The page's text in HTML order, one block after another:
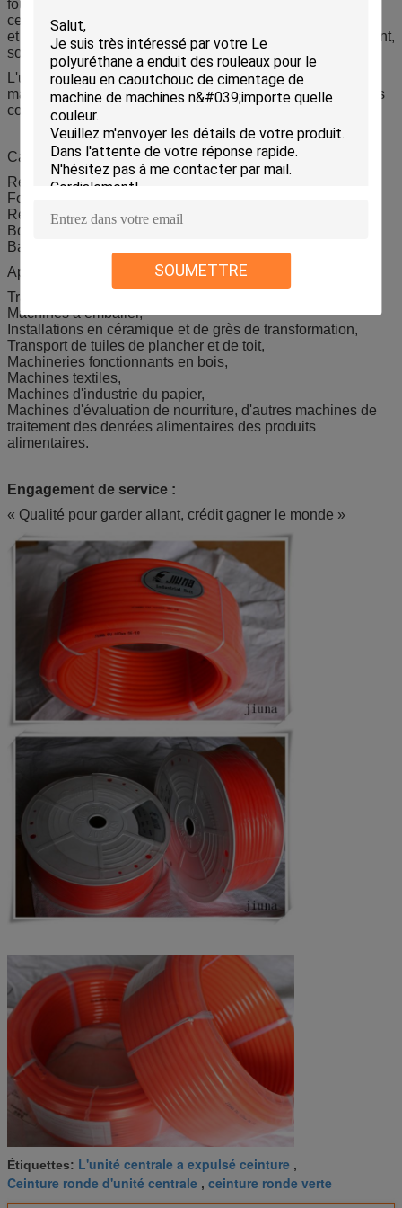
SOUMETTRE
fournissez les outils et les accessoires se reliants pour des
ceintures de polyuréthane, incluez la bride, le fer électrique
et le couteau, reliant des méthodes est des hotpress soudant,
soudure de chevauchement.
L'unité centrale très élastique et flexible 85 A ~90 A de
matériel est particulièrement appropriée à l'avance dans les
convoyeurs et des axes verticaux.
Caractéristiques :
Résistance d'abrasion exceptionnelle
Force à haute résistance et de larme
Résistance aux pétroles, aux carburants, et à l'oxygène
Bon weatherability et résistance à haute impression
Bas ensemble de compression
Application :
Transport de journal,
Machines à emballer,
Installations en céramique et de grès de transformation,
Transport de tuiles de plancher et de toit,
Machineries fonctionnants en bois,
Machines textiles,
Machines d'industrie du papier,
Machines d'évaluation de nourriture, d'autres machines de
traitement des denrées alimentaires des produits
alimentaires.
Engagement de service :
« Qualité pour garder allant, crédit gagner le monde »
Étiquettes: L'unité centrale a expulsé ceinture ,
Ceinture ronde d'unité centrale , ceinture ronde verte